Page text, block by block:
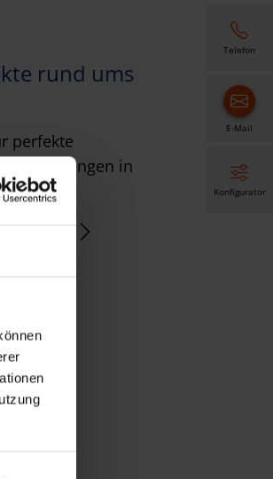
rund ums
perfekte
in
Haus
Telefon
E-Mail
Konfigurator